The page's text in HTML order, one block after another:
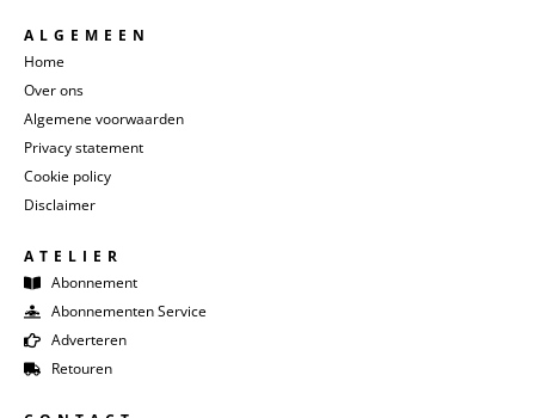
ALGEMEEN
Home
Over ons
Algemene voorwaarden
Privacy statement
Cookie policy
Disclaimer
ATELIER
Abonnement
Abonnementen Service
Adverteren
Retouren